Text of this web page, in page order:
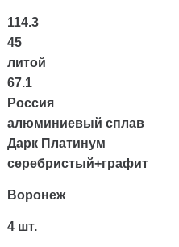
114.3
45
литой
67.1
Россия
алюминиевый сплав
Дарк Платинум
серебристый+графит
Воронеж
4 шт.